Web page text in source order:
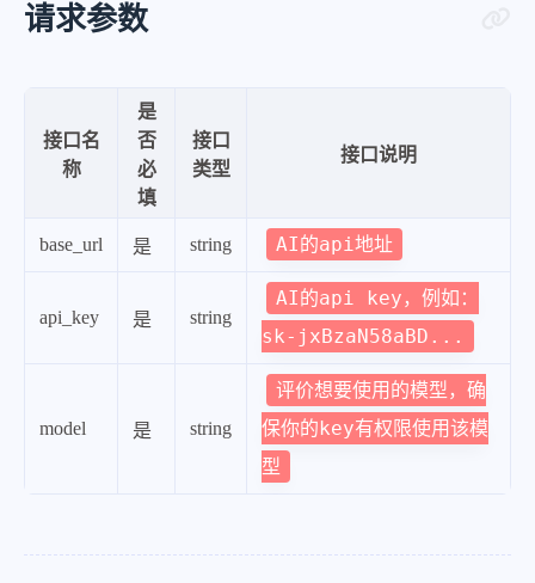
请求参数
接口名
称
是
否
必
填
接口
类型
接口说明
base_url 是 string AI的api地址
api_key 是 string
AI的api key，例如：
sk-jxBzaN58aBD...
model 是 string
评价想要使用的模型，确
保你的key有权限使用该模
型